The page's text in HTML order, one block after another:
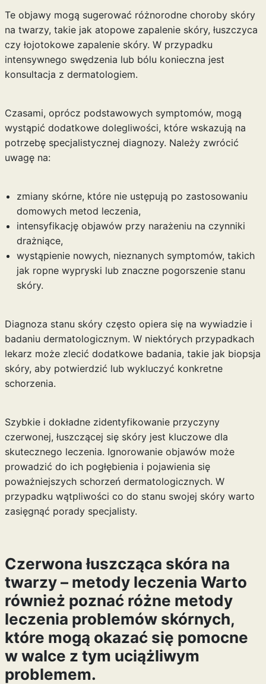
Te objawy mogą sugerować różnorodne choroby skóry
na twarzy, takie jak atopowe zapalenie skóry, łuszczyca
czy łojotokowe zapalenie skóry. W przypadku
intensywnego swędzenia lub bólu konieczna jest
konsultacja z dermatologiem.
Czasami, oprócz podstawowych symptomów, mogą
wystąpić dodatkowe dolegliwości, które wskazują na
potrzebę specjalistycznej diagnozy. Należy zwrócić
uwagę na:
zmiany skórne, które nie ustępują po zastosowaniu
domowych metod leczenia,
intensyfikację objawów przy narażeniu na czynniki
drażniące,
wystąpienie nowych, nieznanych symptomów, takich
jak ropne wypryski lub znaczne pogorszenie stanu
skóry.
Diagnoza stanu skóry często opiera się na wywiadzie i
badaniu dermatologicznym. W niektórych przypadkach
lekarz może zlecić dodatkowe badania, takie jak biopsja
skóry, aby potwierdzić lub wykluczyć konkretne
schorzenia.
Szybkie i dokładne zidentyfikowanie przyczyny
czerwonej, łuszczącej się skóry jest kluczowe dla
skutecznego leczenia. Ignorowanie objawów może
prowadzić do ich pogłębienia i pojawienia się
poważniejszych schorzeń dermatologicznych. W
przypadku wątpliwości co do stanu swojej skóry warto
zasięgnąć porady specjalisty.
Czerwona łuszcząca skóra na
twarzy – metody leczenia Warto
również poznać różne metody
leczenia problemów skórnych,
które mogą okazać się pomocne
w walce z tym uciążliwym
problemem.